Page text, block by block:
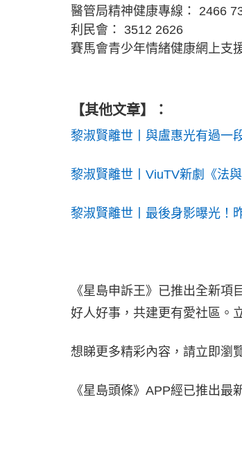
醫管局精神健康專線： 2466
利民會： 3512 2626
賽馬會青少年情緒健康網上支
【其他文章】：
黎淑賢離世丨與盧惠光有過一
黎淑賢離世丨ViuTV新劇《法
黎淑賢離世丨最後身影曝光！
《星島申訴王》已推出全新
好人好事，共建更有愛社區。
想睇更多精彩內容，請立即瀏
《星島頭條》APP經已推出最